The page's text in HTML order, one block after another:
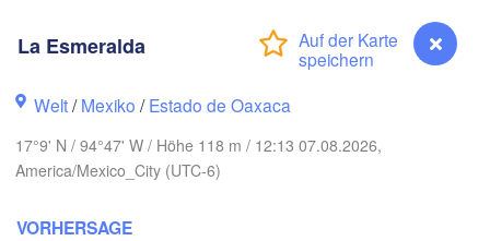
La Esmeralda
Welt/Mexiko /Estado de Oaxaca
17°9' N / 94°47' W / Höhe 118 m / 12:13 07.08.2026,
America/Mexico_City (UTC-6)
VORHERSAGE